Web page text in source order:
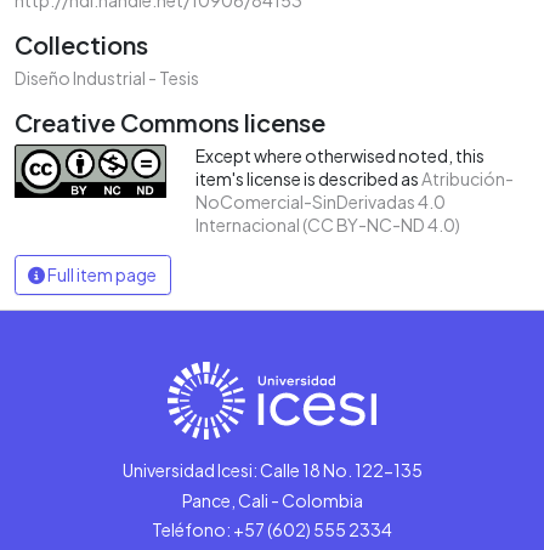
Collections
Diseño Industrial - Tesis
Creative Commons license
Except where otherwised noted, this
item's license is described asAtribución-
NoComercial-SinDerivadas 4.0
Internacional (CC BY-NC-ND 4.0)
Full item page
Universidad Icesi: Calle 18 No. 122-135
Pance, Cali - Colombia
Teléfono: +57 (602) 555 2334